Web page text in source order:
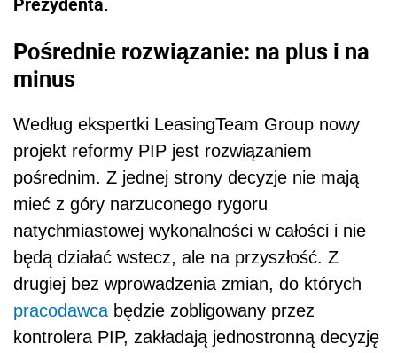
Pośrednie rozwiązanie: na plus i na
minus
Według ekspertki LeasingTeam Group nowy
projekt reformy PIP jest rozwiązaniem
pośrednim. Z jednej strony decyzje nie mają
mieć z góry narzuconego rygoru
natychmiastowej wykonalności w całości i nie
będą działać wstecz, ale na przyszłość. Z
drugiej bez wprowadzenia zmian, do których
pracodawcabędzie zobligowany przez
kontrolera PIP, zakładają jednostronną decyzję